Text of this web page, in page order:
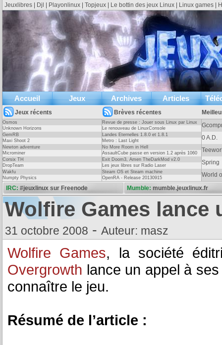
Accueil Jeux Archives Articles
Jeux récents Brèves récentes
Osmos
Unknown Horizons
GemRB
Maxi Shoot 2
Newton adventure
Microminer
Corsix TH
DropTeam
Wakfu
Numpty Physics
Revue de presse : Jouer sous Linux par Linux
Pratique Essentiel
Le renouveau de LinuxConsole
Landes Eternelles 1.8.0 et 1.8.1
Metro : Last Light
No More Room in Hell
AssaultCube passe en version 1.2 après 1060
jours !
Exit Doom3, Amen TheDarkMod v2.0
Les jeux libres sur Radio Laser
Steam OS et Steam machine
OpenRA - Release 20130915
0 A.D.
Spring
World
Open Transport Tycoon
Les jeux de gestion sont rares sous linux, trop rares au point qu'il n'existe même
pas de catégorie gestion sur jeuxlinux. Ce genre de jeu demande de la profondeur
et un sens du détail hors du commun.
( )
Le
en
IRC: #jeuxlinux sur Freenode Mumble: mumble.jeuxlinux.fr
Jeuxlibres Djl Playonlinux Topjeux Le bottin des jeux Linux Linux games
Wolfire Games lance
31 octobre 2008 - Auteur: masz
Wolfire Games, la société
Overgrowth lance un appel à
connaître le jeu.
Résumé de l’article :